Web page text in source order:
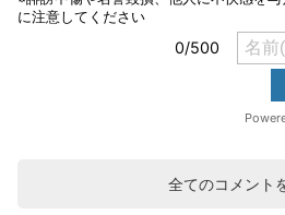
全てのコメント